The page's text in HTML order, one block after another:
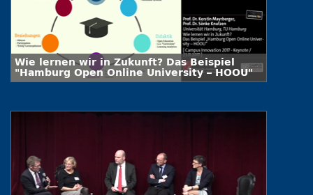
Wie lernen wir in Zukunft? Das Beispiel
"Hamburg Open Online University – HOOU"